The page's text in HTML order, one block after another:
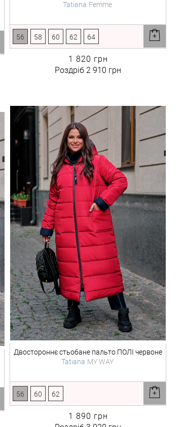
Tatiana Femme
56 58 60 62 64
1 820 грн
Роздріб 2 910 грн
Двостороннє стьобане пальто ПОЛІ червоне
Tatiana MY WAY
56 60 62
1 890 грн